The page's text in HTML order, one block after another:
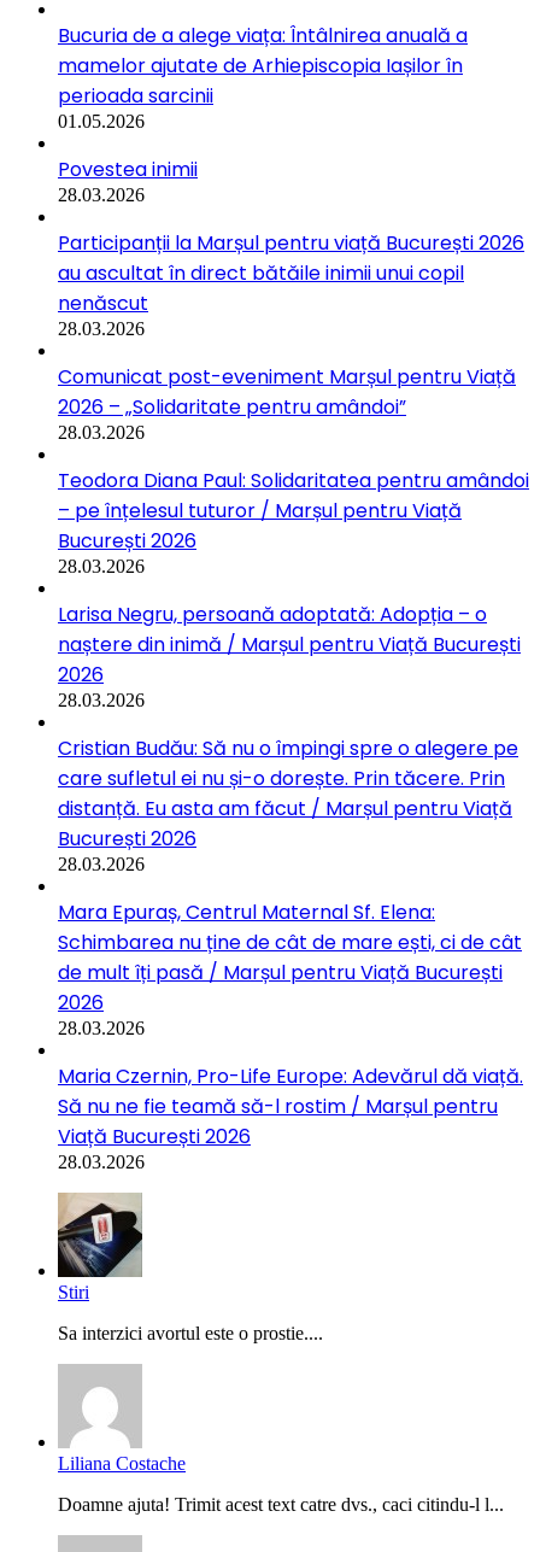
Bucuria de a alege viața: Întâlnirea anuală a
mamelor ajutate de Arhiepiscopia Iașilor în
perioada sarcinii
01.05.2026
Povestea inimii
28.03.2026
Participanții la Marșul pentru viață București 2026
au ascultat în direct bătăile inimii unui copil
nenăscut
28.03.2026
Comunicat post-eveniment Marșul pentru Viață
2026 – „Solidaritate pentru amândoi”
28.03.2026
Teodora Diana Paul: Solidaritatea pentru amândoi
– pe înțelesul tuturor / Marșul pentru Viață
București 2026
28.03.2026
Larisa Negru, persoană adoptată: Adopția – o
naștere din inimă / Marșul pentru Viață București
2026
28.03.2026
Cristian Budău: Să nu o împingi spre o alegere pe
care sufletul ei nu și-o dorește. Prin tăcere. Prin
distanță. Eu asta am făcut / Marșul pentru Viață
București 2026
28.03.2026
Mara Epuraș, Centrul Maternal Sf. Elena:
Schimbarea nu ține de cât de mare ești, ci de cât
de mult îți pasă / Marșul pentru Viață București
2026
28.03.2026
Maria Czernin, Pro-Life Europe: Adevărul dă viață.
Să nu ne fie teamă să-l rostim / Marșul pentru
Viață București 2026
28.03.2026
Stiri
Sa interzici avortul este o prostie....
Liliana Costache
Doamne ajuta! Trimit acest text catre dvs., caci citindu-l l...